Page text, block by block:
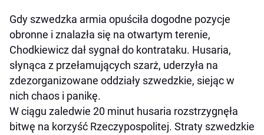
Gdy szwedzka armia opuściła dogodne pozycje
obronne i znalazła się na otwartym terenie,
Chodkiewicz dał sygnał do kontrataku. Husaria,
słynąca z przełamujących szarż, uderzyła na
zdezorganizowane oddziały szwedzkie, siejąc w
nich chaos i panikę.
W ciągu zaledwie 20 minut husaria rozstrzygnęła
bitwę na korzyść Rzeczypospolitej. Straty szwedzkie